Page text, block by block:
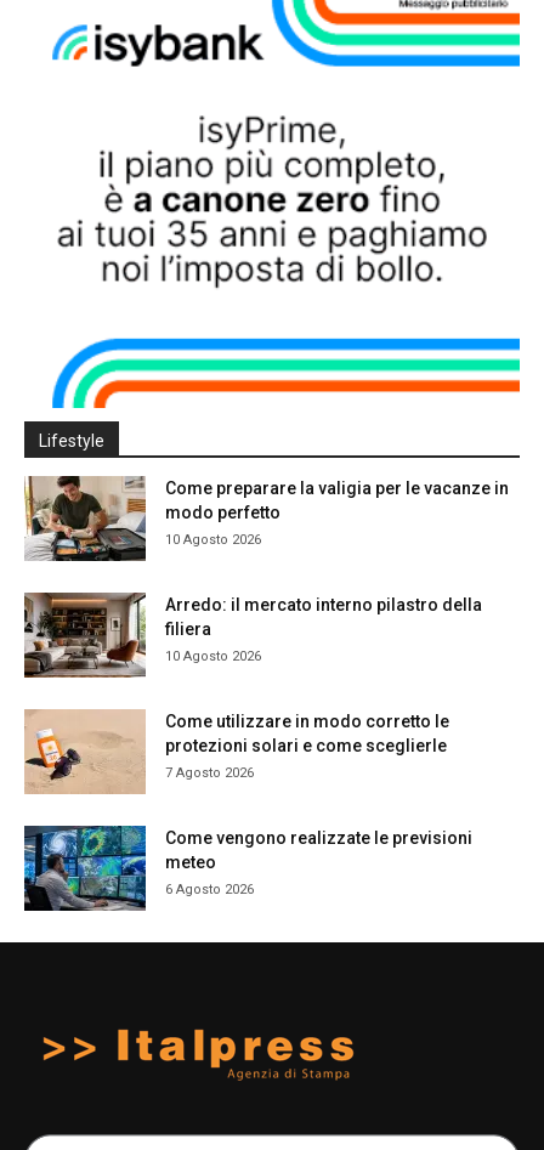
Lifestyle
Come preparare la valigia per le vacanze in
modo perfetto
10 Agosto 2026
Arredo: il mercato interno pilastro della
filiera
10 Agosto 2026
Come utilizzare in modo corretto le
protezioni solari e come sceglierle
7 Agosto 2026
Come vengono realizzate le previsioni
meteo
6 Agosto 2026